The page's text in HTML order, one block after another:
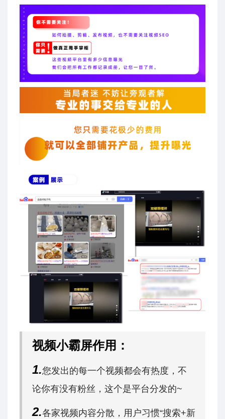
视频小霸屏作用：
1.您发出的每一个视频都会有热度，不
论你有没有粉丝，这个是平台分发的~
2.各家视频内容分散，用户习惯“搜索+新